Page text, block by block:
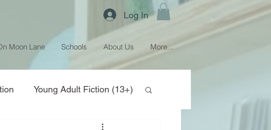
Log In
Moon Lane Schools About Us More...
Young Adult Fiction (13+)